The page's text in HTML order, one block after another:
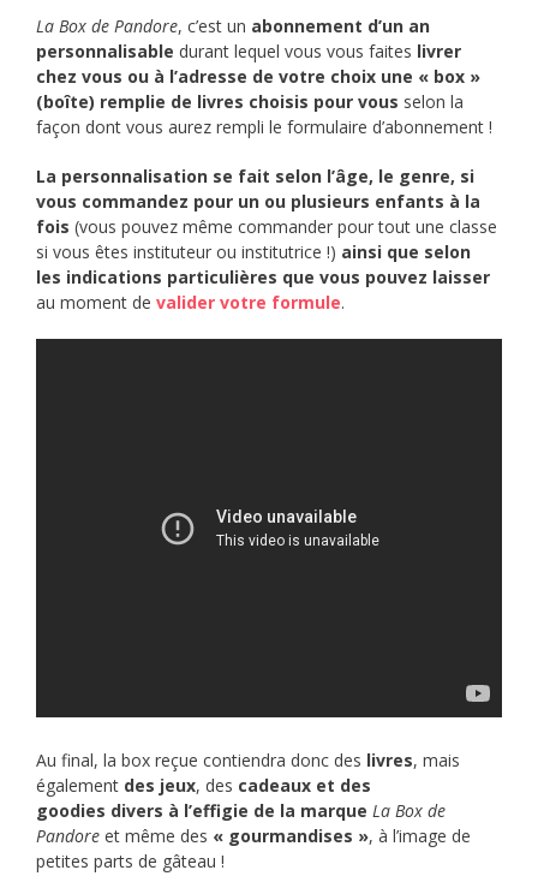
La Box de Pandore, c’est un abonnement d’un an
personnalisable durant lequel vous vous faites livrer
chez vous ou à l’adresse de votre choix une « box »
(boîte) remplie de livres choisis pour vous selon la
façon dont vous aurez rempli le formulaire d’abonnement !
La personnalisation se fait selon l’âge, le genre, si
vous commandez pour un ou plusieurs enfants à la
fois (vous pouvez même commander pour tout une classe
si vous êtes instituteur ou institutrice !) ainsi que selon
les indications particulières que vous pouvez laisser
au moment de valider votre formule.
Au final, la box reçue contiendra donc des livres, mais
également des jeux, des cadeaux et des
goodies divers à l’effigie de la marque La Box de
Pandore et même des « gourmandises », à l’image de
petites parts de gâteau !